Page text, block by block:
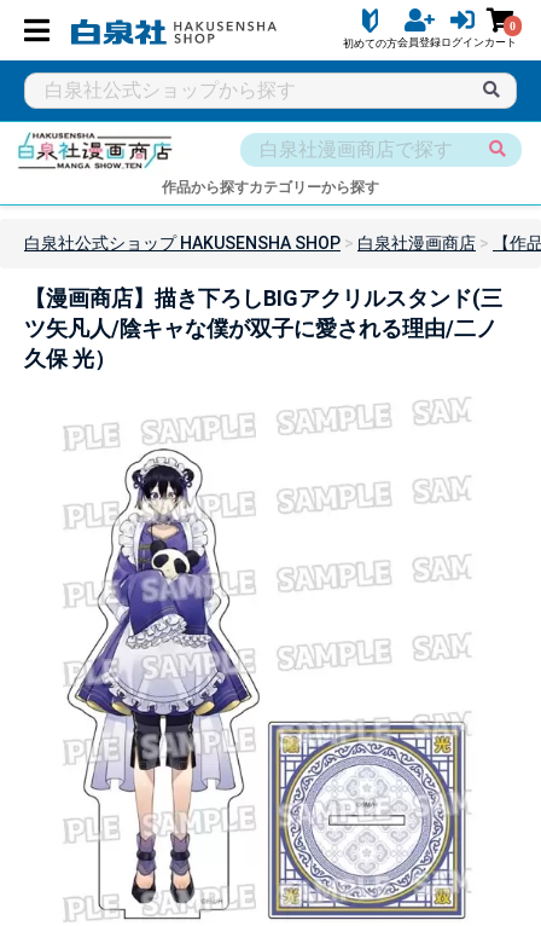
初めての方会員登録ログイン
0
カート
作品から探すカテゴリーから探す
白泉社公式ショップ HAKUSENSHA SHOP 白泉社漫画商店 【作
【漫画商店】描き下ろしBIGアクリルスタンド(三
ツ矢凡人/陰キャな僕が双子に愛される理由/二ノ
久保 光）